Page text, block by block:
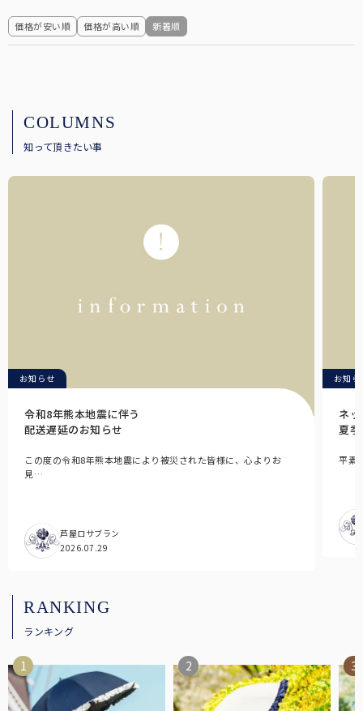
折りたたみ日傘に見えない、丸くて美しいシルエット。
ロクロの上げ下げだけで楽に開閉できる大きめタイプ。
2段折りラージ
男性にもお使いいただける、折りたたみ日傘の特大サイズ。
女性の一般的な雨傘のサイズに近く、広い範囲で雨や日光をブロック
します。
お顔周りにしっかりと影を作る、キャップ・キャスケット。
通気性に優れ、涼しげで夏らしいデザインの遮光帽子。
ロング
袖口と腕回りにゆとりを持たせ、腕回りにはゴムを使用。
ウェア
日光過敏症の方のお声から生まれた100%遮光ウェア。
サッと上に羽織るだけでUVを98%以上カットします。
サングラス
目からの紫外線もお肌の日焼けの原因。メラニングラスで対策を。
オフィスでも自然にかけれる、透明度の高いクリアレンズ。
オーバーサングラス
普段お使いの眼鏡の上から、サッとかけるだけで紫外線をカット。
テラヘルツ鉱石を配合したヘルスサポートシリーズ。
価格が安い順 価格が高い順 新着順
COLUMNS
知って頂きたい事
お知らせ
令和8年熊本地震に伴う
配送遅延のお知らせ
この度の令和8年熊本地震により被災された皆様に、心よりお
見…
芦屋ロサブラン
2026.07.29
お知ら
ネ
夏
平素
RANKING
ランキング